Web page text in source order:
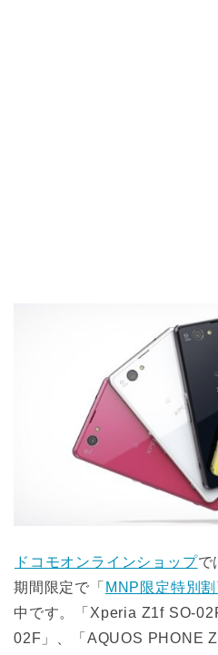
ドコモオンラインショップで
期間限定で「 MNP限定特別割
中です。「Xperia Z1f SO-
02F」、「AQUOS PHONE